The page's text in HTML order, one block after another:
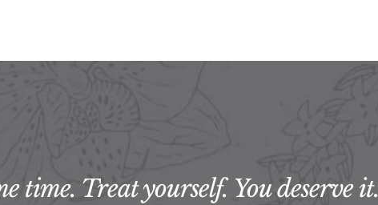
time. Treat yourself. You deserve it.